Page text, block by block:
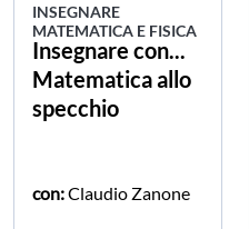
INSEGNARE
MATEMATICA E FISICA
Insegnare con...
Matematica allo
specchio
con:Claudio Zanone